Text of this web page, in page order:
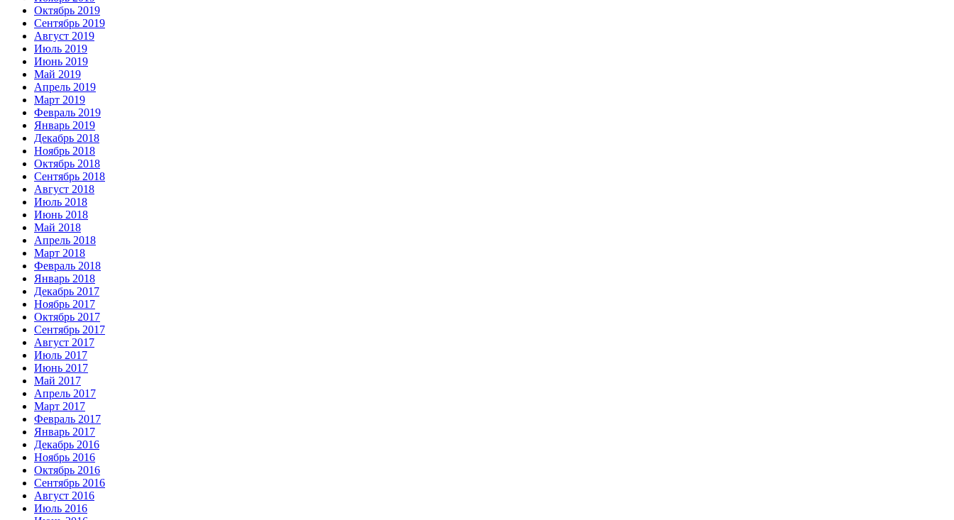
Октябрь 2019
Сентябрь 2019
Август 2019
Июль 2019
Июнь 2019
Май 2019
Апрель 2019
Март 2019
Февраль 2019
Январь 2019
Декабрь 2018
Ноябрь 2018
Октябрь 2018
Сентябрь 2018
Август 2018
Июль 2018
Июнь 2018
Май 2018
Апрель 2018
Март 2018
Февраль 2018
Январь 2018
Декабрь 2017
Ноябрь 2017
Октябрь 2017
Сентябрь 2017
Август 2017
Июль 2017
Июнь 2017
Май 2017
Апрель 2017
Март 2017
Февраль 2017
Январь 2017
Декабрь 2016
Ноябрь 2016
Октябрь 2016
Сентябрь 2016
Август 2016
Июль 2016